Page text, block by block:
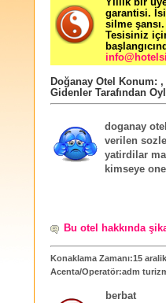
Yıllık bir
garantisi.
silme
Tesisiniz
Doğanay Otel Konum: ,
Gidenler Tarafından
doganay
verilen
yatirdilar
kimseye
Bu otel hakkında
Konaklama Zamanı:15
Acenta/Operatör:adm
berbat